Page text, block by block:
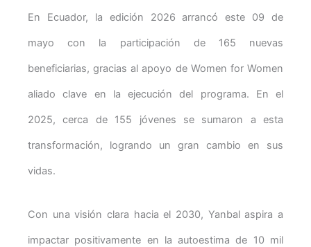
En Ecuador, la edición 2026 arrancó este 09 de
mayo con la participación de 165 nuevas
beneficiarias, gracias al apoyo de Women for Women
aliado clave en la ejecución del programa. En el
2025, cerca de 155 jóvenes se sumaron a esta
transformación, logrando un gran cambio en sus
vidas.
Con una visión clara hacia el 2030, Yanbal aspira a
impactar positivamente en la autoestima de 10 mil